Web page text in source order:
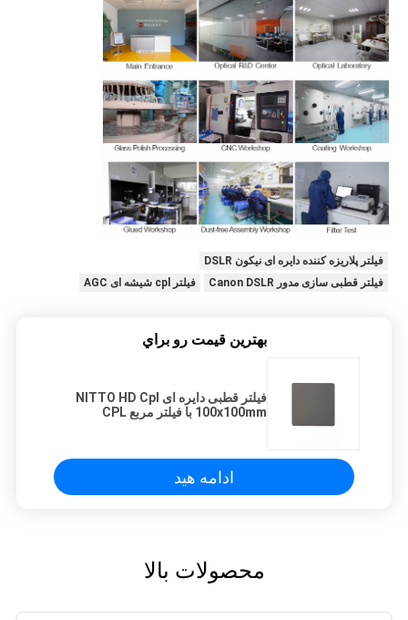
فیلتر پلاریزه کننده دایره ای نیکون DSLR
فیلتر قطبی سازی مدور Canon DSLR
فیلتر cpl شیشه ای AGC
بهترين قيمت رو براي
فیلتر قطبی دایره ای NITTO HD Cpl
100x100mm با فیلتر مربع CPL
ادامه هید
محصولات بالا